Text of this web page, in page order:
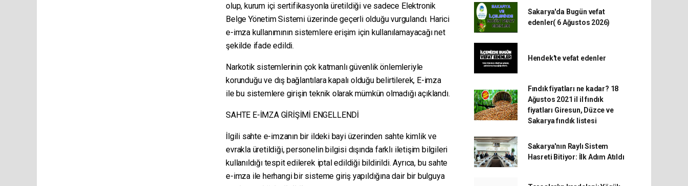
olup, kurum içi sertifikasyonla üretildiği ve sadece Elektronik
Belge Yönetim Sistemi üzerinde geçerli olduğu vurgulandı. Harici
e-imza kullanımının sistemlere erişim için kullanılamayacağı net
şekilde ifade edildi.
Narkotik sistemlerinin çok katmanlı güvenlik önlemleriyle
korunduğu ve dış bağlantılara kapalı olduğu belirtilerek, E-imza
ile bu sistemlere girişin teknik olarak mümkün olmadığı açıklandı.
SAHTE E-İMZA GİRİŞİMİ ENGELLENDİ
İlgili sahte e-imzanın bir ildeki bayi üzerinden sahte kimlik ve
evrakla üretildiği, personelin bilgisi dışında farklı iletişim bilgileri
kullanıldığı tespit edilerek iptal edildiği bildirildi. Ayrıca, bu sahte
e-imza ile herhangi bir sisteme giriş yapıldığına dair bir bulguya
Sakarya'da Bugün vefat
edenler( 6 Ağustos 2026)
Hendek'te vefat edenler
Fındık fiyatları ne kadar? 18
Ağustos 2021 il il fındık
fiyatları Giresun, Düzce ve
Sakarya fındık listesi
Sakarya'nın Raylı Sistem
Hasreti Bitiyor: İlk Adım Atıldı